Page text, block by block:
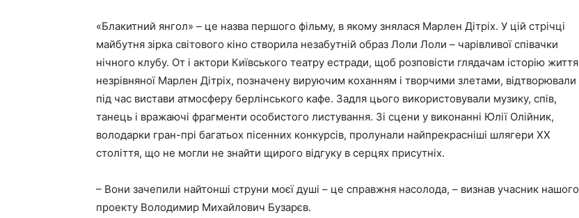
«Блакитний янгол» – це назва першого фільму, в якому знялася Марлен Дітріх. У цій стрічці
майбутня зірка світового кіно створила незабутній образ Лоли Лоли – чарівливої співачки
нічного клубу. От і актори Київського театру естради, щоб розповісти глядачам історію життя
незрівняної Марлен Дітріх, позначену вируючим коханням і творчими злетами, відтворювали
під час вистави атмосферу берлінського кафе. Задля цього використовували музику, спів,
танець і вражаючі фрагменти особистого листування. Зі сцени у виконанні Юлії Олійник,
володарки гран-прі багатьох пісенних конкурсів, пролунали найпрекрасніші шлягери ХХ
століття, що не могли не знайти щирого відгуку в серцях присутніх.
– Вони зачепили найтонші струни моєї душі – це справжня насолода, – визнав учасник нашого
проекту Володимир Михайлович Бузарєв.